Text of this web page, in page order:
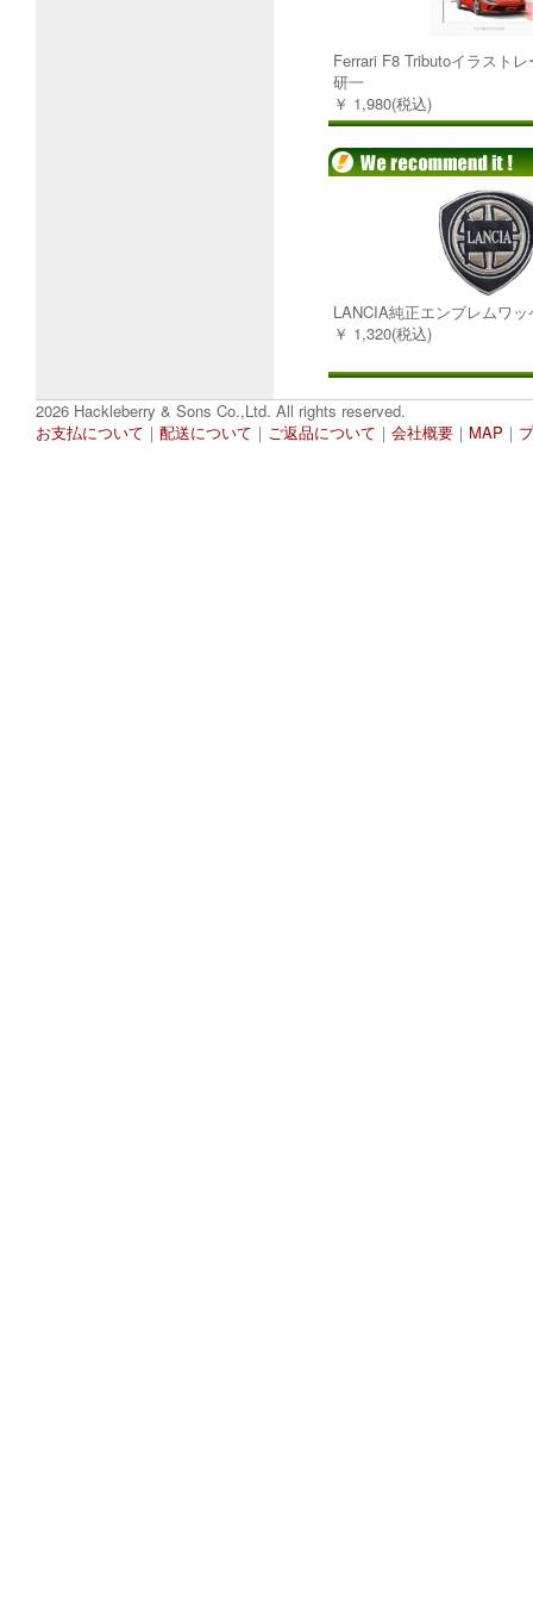
Ferrari F8 Tributoイラスト
研一
￥ 1,980(税込)
LANCIA純正エンブレムワ
￥ 1,320(税込)
2026 Hackleberry & Sons Co.,Ltd. All rights reserved.
お支払について ｜ 配送について ｜ ご返品について ｜ 会社概要 ｜ MAP ｜